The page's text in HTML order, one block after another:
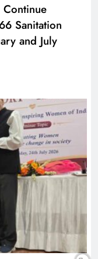
Continue
Sanitation
and July